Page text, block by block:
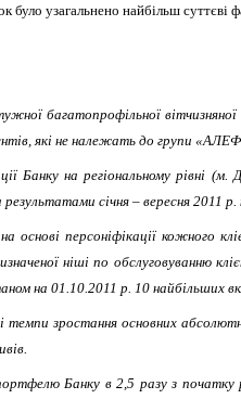
було узагальнено найбільш
багатопрофільної
які не належать до групи
Банку на регіональному
січня – вересня 2011 р.
основі персоніфікації кожного
ніші по обслуговуванню
на 01.10.2011 р. 10 найбільших
зростання основних
Банку в 2,5 разу з початку